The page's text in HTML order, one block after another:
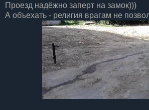
Проезд надёжно заперт на замок)))
А объехать - религия врагам не